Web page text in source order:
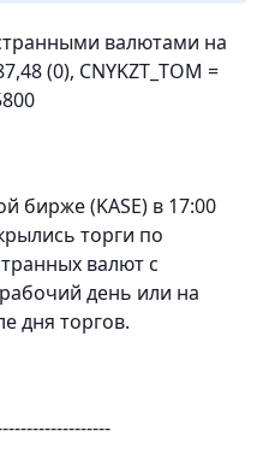
валютами на
(0), CNYKZT_TOM =
бирже (KASE) в 17:00
торги по
валют с
день или на
дня торгов.